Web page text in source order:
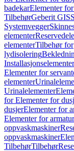
badekarElementer
TilbehørGeberit GIS
Systemvegger
elementer
elementerTilbehør for
lydisolering
Installasjonselementer
Elementer for
elementer
Urinalelementer
for Elementer for
dusjerElementer for
Elementer for
oppvaskmaskiner
oppvaskmaskiner
TilbehørTilbehør